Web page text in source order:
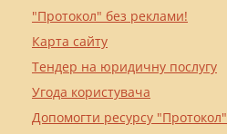
"Протокол" без реклами!
Карта сайту
Тендер на юридичну послугу
Угода користувача
Допомогти ресурсу "Протокол"